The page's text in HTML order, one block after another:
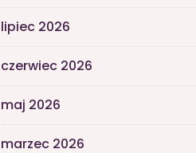
lipiec 2026
czerwiec 2026
maj 2026
marzec 2026